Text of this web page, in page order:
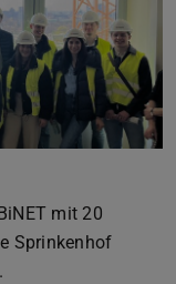
mit 20
Sprinkenhof